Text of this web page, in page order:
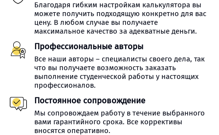
Благодаря гибким настройкам калькулятора вы
можете получить подходящую конкретно для вас
цену. В любом случае вы получаете
максимальное качество за адекватные деньги.
Профессиональные авторы
Все наши авторы – специалисты своего дела, так
что вы получаете возможность заказать
выполнение студенческой работы у настоящих
профессионалов.
Постоянное сопровождение
Мы сопровождаем работу в течение выбранного
вами гарантийного срока. Все коррективы
вносятся оперативно.